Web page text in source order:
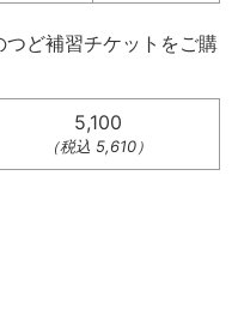
ど補習チケットをご購
5,100
（税込 5,610）